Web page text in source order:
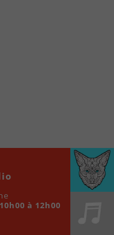
00:00
à 12h00